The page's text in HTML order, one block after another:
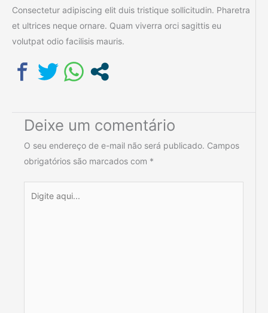
Consectetur adipiscing elit duis tristique sollicitudin. Pharetra
et ultrices neque ornare. Quam viverra orci sagittis eu
volutpat odio facilisis mauris.
Deixe um comentário
O seu endereço de e-mail não será publicado. Campos
obrigatórios são marcados com *
aqui...